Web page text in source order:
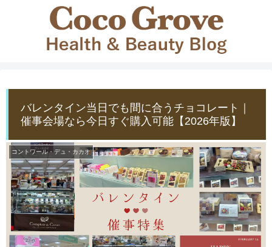
バレンタイン当日でも間に合うチョコレート｜
催事会場なら今日すぐ購入可能【2026年版】
コントワール・デュ・カカオ